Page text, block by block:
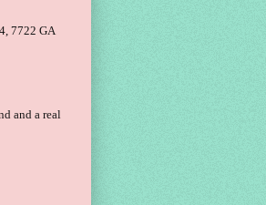
7722 GA
and a real